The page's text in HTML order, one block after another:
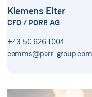
Klemens Eiter
CFO / PORR AG
+43 50 626 1004
comms@porr-group.com